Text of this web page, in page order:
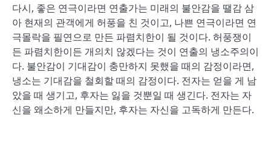
다시, 좋은 연극이라면 연출가는 미래의 불안감을 땔감 삼
아 현재의 관객에게 허풍을 친 것이고, 나쁜 연극이라면 연
극몰락을 필연으로 만든 파렴치한이 될 것이다. 허풍쟁이
든 파렴치한이든 개의치 않겠다는 것이 연출의 냉소주의이
다. 불안감이 기대감이 충만하지 못했을 때의 감정이라면,
냉소는 기대감을 철회할 때의 감정이다. 전자는 얻을 게 남
았을 때 생기고, 후자는 잃을 것뿐일 때 생긴다. 전자는 자
신을 왜소하게 만들지만, 후자는 자신을 고독하게 만든다.